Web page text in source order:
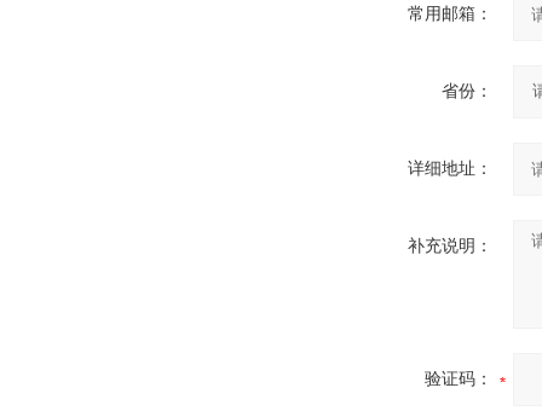
常用邮箱：
省份：
详细地址：
补充说明：
验证码：